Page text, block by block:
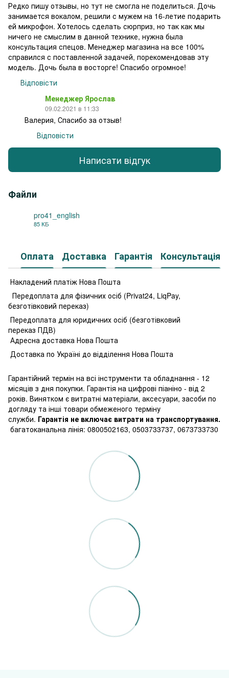
Редко пишу отзывы, но тут не смогла не поделиться. Дочь
занимается вокалом, решили с мужем на 16-летие подарить
ей микрофон. Хотелось сделать сюрприз, но так как мы
ничего не смыслим в данной технике, нужна была
консультация спецов. Менеджер магазина на все 100%
справился с поставленной задачей, порекомендовав эту
модель. Дочь была в восторге! Спасибо огромное!
Відповісти
Менеджер Ярослав
09.02.2021 в 11:33
Валерия, Спасибо за отзыв!
Відповісти
Написати відгук
Файли
pro41_english
85 КБ
Оплата Доставка Гарантія Консультація
Накладений платіж Нова Пошта
Передоплата для фізичних осіб (Privat24, LiqPay,
безготівковий переказ)
Передоплата для юридичних осіб (безготівковий
переказ ПДВ)
Адресна доставка Нова Пошта
Доставка по Україні до відділення Нова Пошта
Гарантійний термін на всі інструменти та обладнання - 12
місяців з дня покупки. Гарантія на цифрові піаніно - від 2
років. Винятком є витратні матеріали, аксесуари, засоби по
догляду та інші товари обмеженого терміну
служби. Гарантія не включає витрати на транспортування.
багатоканальна лінія: 0800502163, 0503733737, 0673733730